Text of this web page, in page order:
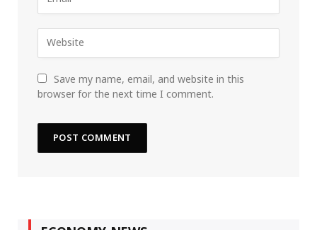
Save my name, email, and website in this
browser for the next time I comment.